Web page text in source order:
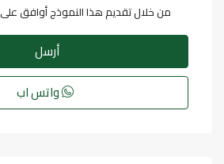
من خلال تقديم هذا النموذج أوافق على
أرسل
واتس اب